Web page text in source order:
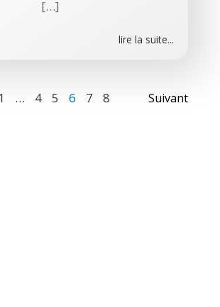
[…]
lire la suite...
… Page
4 Page
5 Page
6 Page
7 Page
8 Suivant